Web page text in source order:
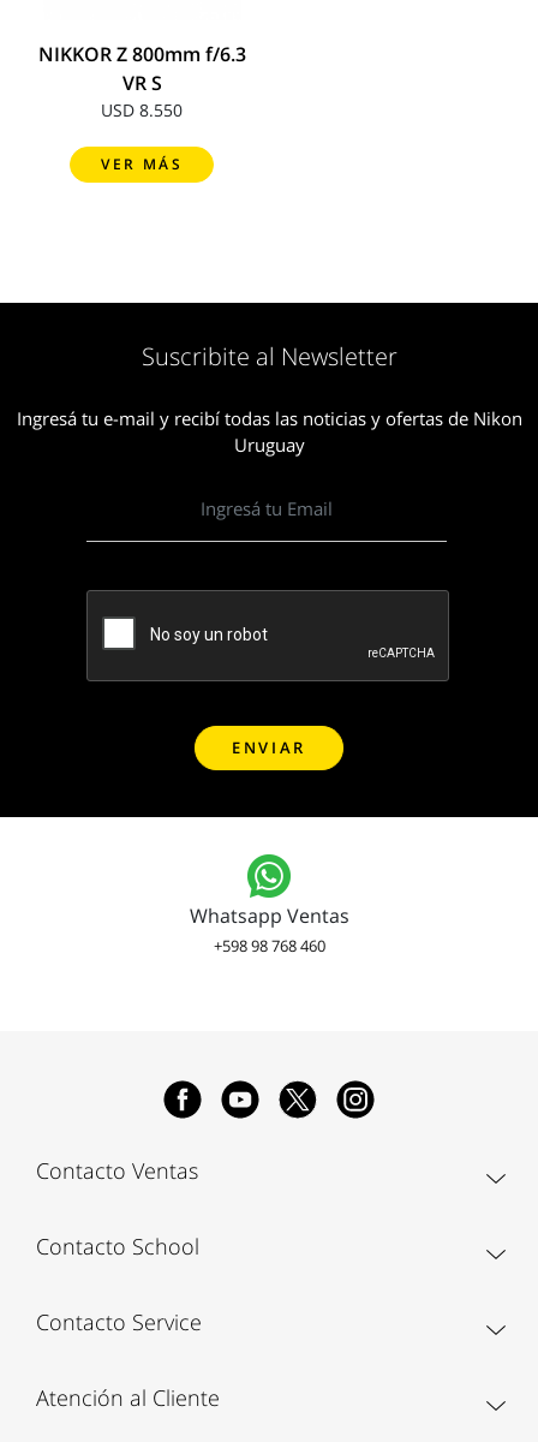
NIKKOR Z 800mm f/6.3
VR S
USD 8.550
VER MÁS
Suscribite al Newsletter
Ingresá tu e-mail y recibí todas las noticias y ofertas de Nikon
Uruguay
Whatsapp Ventas
+598 98 768 460
Contacto Ventas
Contacto School
Contacto Service
Atención al Cliente